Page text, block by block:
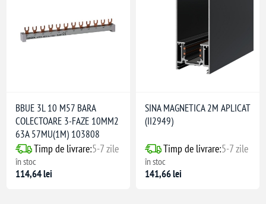
BBUE 3L 10 M57 BARA
COLECTOARE 3-FAZE 10MM2
63A 57MU(1M) 103808
Timp de livrare:5-7 zile
în stoc
114,64 lei
SINA MAGNETICA 2M APLICAT
(II2949)
Timp de livrare:5-7 zile
în stoc
141,66 lei